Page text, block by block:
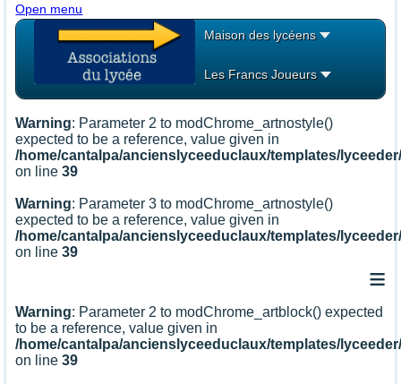
Open menu
Maison des lycéens
Les Francs Joueurs
Warning: Parameter 2 to modChrome_artnostyle()
expected to be a reference, value given in
/home/cantalpa/ancienslyceeduclaux/templates/
on line39
Warning: Parameter 3 to modChrome_artnostyle()
expected to be a reference, value given in
/home/cantalpa/ancienslyceeduclaux/templates/
on line39
≡
Warning: Parameter 2 to modChrome_artblock() expected
to be a reference, value given in
/home/cantalpa/ancienslyceeduclaux/templates/
on line39